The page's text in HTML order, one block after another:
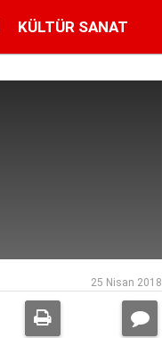
KÜLTÜR SANAT
25 Nisan 2018